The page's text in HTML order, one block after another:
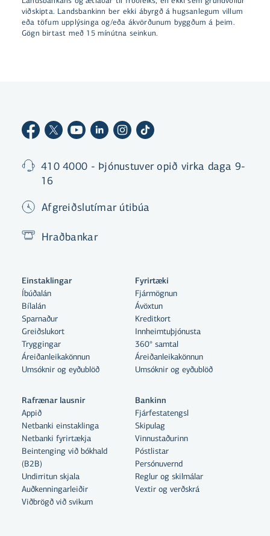
Með því að smella á „Leyfa allar“
samþykkir þú notkun á vefkökum
til þess að auka virkni vefsins,
greina vefnotkun og aðstoða við
viðskipta. Landsbankinn ber ekki ábyrgð á hugsanlegum villum
eða töfum upplýsinga og/eða ákvörðunum byggðum á þeim.
Gögn birtast með 15 mínútna seinkun.
410 4000 - Þjónustuver opið virka daga 9-
16
Afgreiðslutímar útibúa
Hraðbankar
Einstaklingar
Íbúðalán
Bílalán
Sparnaður
Greiðslukort
Tryggingar
Áreiðanleikakönnun
Umsóknir og eyðublöð
Fyrirtæki
Fjármögnun
Ávöxtun
Kreditkort
Innheimtuþjónusta
360° samtal
Áreiðanleikakönnun
Umsóknir og eyðublöð
Rafrænar lausnir
Appið
Netbanki einstaklinga
Netbanki fyrirtækja
Beintenging við bókhald
(B2B)
Undirritun skjala
Auðkenningarleiðir
Viðbrögð við svikum
Bankinn
Fjárfestatengsl
Skipulag
Vinnustaðurinn
Póstlistar
Persónuvernd
Reglur og skilmálar
Vextir og verðskrá